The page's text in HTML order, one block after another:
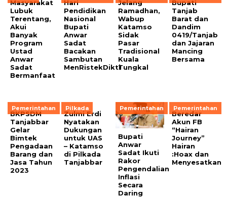
Masyarakat
Lubuk
Terentang,
Akui
Banyak
Program
Ustad
Anwar
Sadat
Bermanfaat
Hari
Pendidikan
Nasional
Bupati
Anwar
Sadat
Bacakan
Sambutan
MenRistekDikti
Jelang
Ramadhan,
Wabup
Katamso
Sidak
Pasar
Tradisional
Kuala
Tungkal
Bupati
Tanjab
Barat dan
Dandim
0419/Tanjab
dan Jajaran
Mancing
Bersama
Pemerintahan
BKPSDM
Tanjabbar
Gelar
Bimtek
Pengadaan
Barang dan
Jasa Tahun
2023
Pilkada
Zulmi Erdi
Nyatakan
Dukungan
untuk UAS
– Katamso
di Pilkada
Tanjabbar
Pemerintahan
Bupati
Anwar
Sadat Ikuti
Rakor
Pengendalian
Inflasi
Secara
Daring
Pemerintahan
Beredar
Akun FB
“Hairan
Journey”
Hairan
:Hoax dan
Menyesatkan